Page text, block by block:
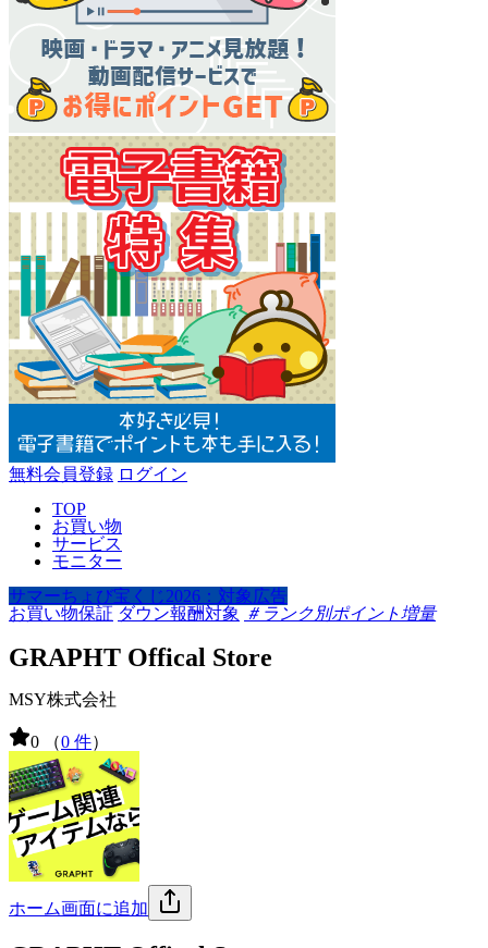
無料会員登録 ログイン
TOP
お買い物
サービス
モニター
サマーちょび宝くじ2026：対象広告
お買い物保証 ダウン報酬対象 ＃ランク別ポイント増量
GRAPHT Offical Store
MSY株式会社
0 （0 件）
ホーム画面に追加